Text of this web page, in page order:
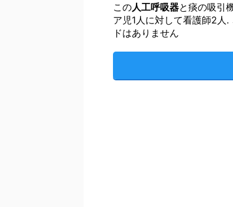
この人工呼吸器と痰の吸引
ア児1人に対して看護師2人
ドはありません